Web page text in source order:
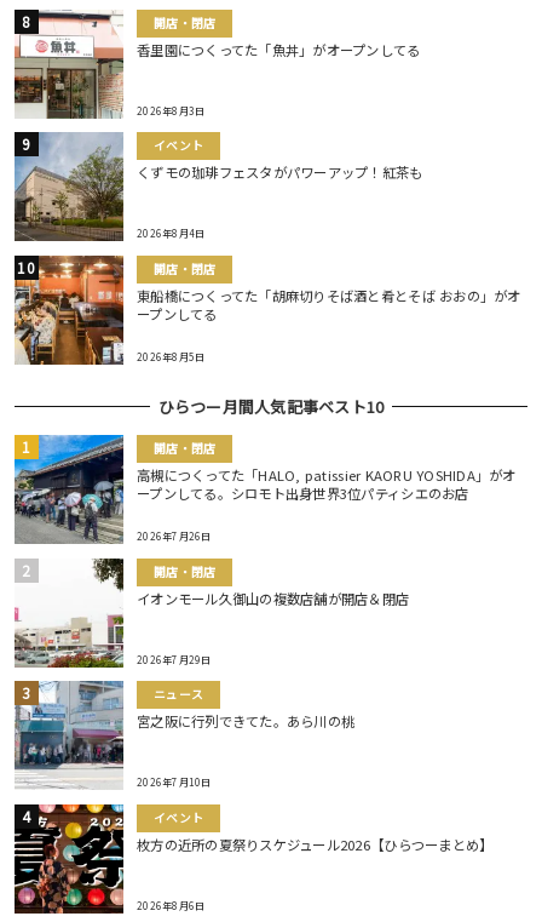
開店・閉店
香里園につくってた「魚丼」がオープンしてる
2026年8月3日
イベント
くずモの珈琲フェスタがパワーアップ！紅茶も
2026年8月4日
開店・閉店
東船橋につくってた「胡麻切りそば酒と肴とそば おおの」がオ
ープンしてる
2026年8月5日
ひらつー月間人気記事ベスト10
開店・閉店
高槻につくってた「HALO, patissier KAORU YOSHIDA」がオ
ープンしてる。シロモト出身世界3位パティシエのお店
2026年7月26日
開店・閉店
イオンモール久御山の複数店舗が開店＆閉店
2026年7月29日
ニュース
宮之阪に行列できてた。あら川の桃
2026年7月10日
イベント
枚方の近所の夏祭りスケジュール2026【ひらつーまとめ】
2026年8月6日